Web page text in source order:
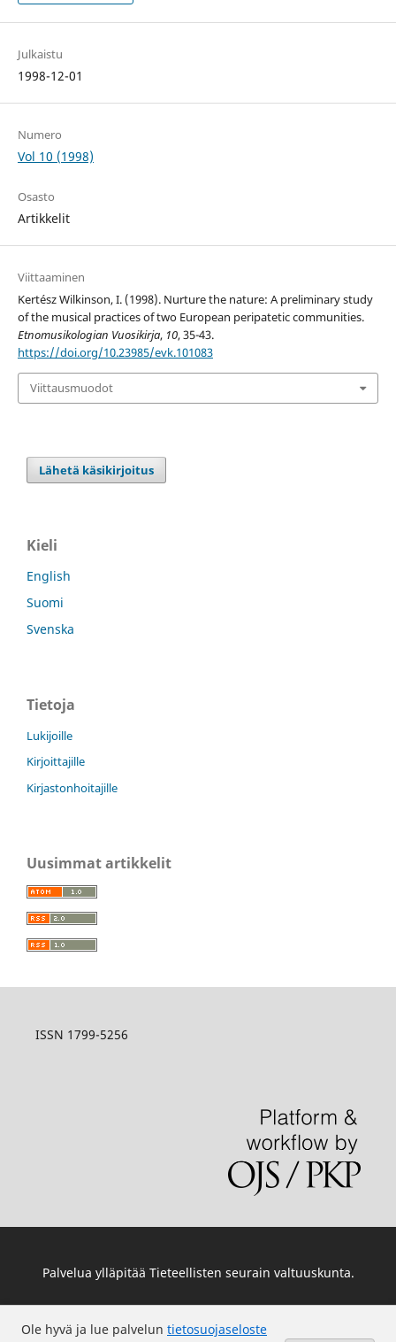
Julkaistu
1998-12-01
Numero
Vol 10 (1998)
Osasto
Artikkelit
Viittaaminen
Kertész Wilkinson, I. (1998). Nurture the nature: A preliminary study
of the musical practices of two European peripatetic communities.
Etnomusikologian Vuosikirja, 10, 35-43.
https://doi.org/10.23985/evk.101083
Viittausmuodot
Lähetä käsikirjoitus
Kieli
English
Suomi
Svenska
Tietoja
Lukijoille
Kirjoittajille
Kirjastonhoitajille
Uusimmat artikkelit
ISSN 1799-5256
Ole hyvä ja lue palvelun tietosuojaseloste
Palvelua ylläpitää Tieteellisten seurain valtuuskunta.